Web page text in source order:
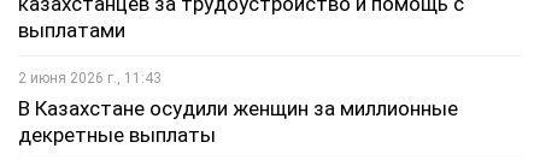
выплатами
2 июня 2026 г., 11:43
В Казахстане осудили женщин за миллионные
декретные выплаты